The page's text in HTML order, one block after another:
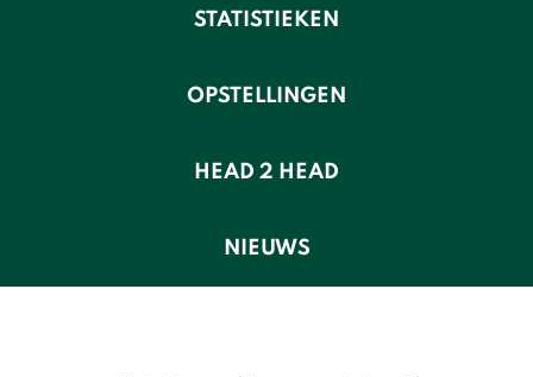
STATISTIEKEN
OPSTELLINGEN
HEAD 2 HEAD
NIEUWS